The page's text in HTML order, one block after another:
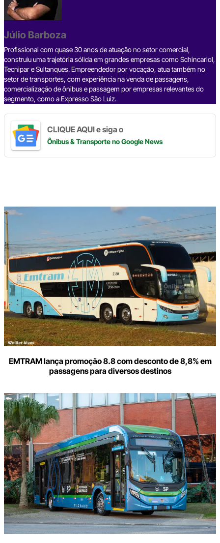
b
o
o
k
s
Júlio Barboza
Profissional com quase 30 anos de atuação no setor comercial,
construiu uma trajetória sólida em grandes empresas como Schincariol,
Tecnipar e Sultanques. Empreendedor por vocação, atua também no
setor de transportes, com experiência na venda de passagens,
comercialização de ônibus e passagem por empresas relevantes do
segmento, como a Expresso São Luiz.
CLIQUE AQUI e siga o
Ônibus & Transporteno Google News
EMTRAM lança promoção 8.8 com desconto de 8,8% em
passagens para diversos destinos
Digite
aqui
o
seu
e-
mail